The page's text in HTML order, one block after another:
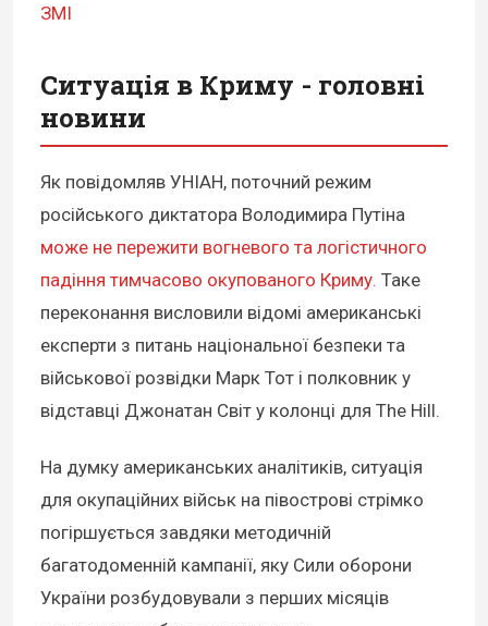
ЗМІ
Ситуація в Криму - головні
новини
Як повідомляв УНІАН, поточний режим
російського диктатора Володимира Путіна
може не пережити вогневого та логістичного
падіння тимчасово окупованого Криму. Таке
переконання висловили відомі американські
експерти з питань національної безпеки та
військової розвідки Марк Тот і полковник у
відставці Джонатан Світ у колонці для The Hill.
На думку американських аналітиків, ситуація
для окупаційних військ на півострові стрімко
погіршується завдяки методичній
багатодоменній кампанії, яку Сили оборони
України розбудовували з перших місяців